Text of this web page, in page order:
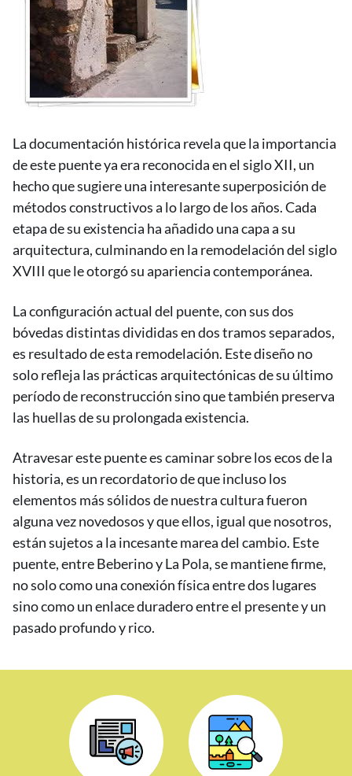
La documentación histórica revela que la importancia
de este puente ya era reconocida en el siglo XII, un
hecho que sugiere una interesante superposición de
métodos constructivos a lo largo de los años. Cada
etapa de su existencia ha añadido una capa a su
arquitectura, culminando en la remodelación del siglo
XVIII que le otorgó su apariencia contemporánea.
La configuración actual del puente, con sus dos
bóvedas distintas divididas en dos tramos separados,
es resultado de esta remodelación. Este diseño no
solo refleja las prácticas arquitectónicas de su último
período de reconstrucción sino que también preserva
las huellas de su prolongada existencia.
Atravesar este puente es caminar sobre los ecos de la
historia, es un recordatorio de que incluso los
elementos más sólidos de nuestra cultura fueron
alguna vez novedosos y que ellos, igual que nosotros,
están sujetos a la incesante marea del cambio. Este
puente, entre Beberino y La Pola, se mantiene firme,
no solo como una conexión física entre dos lugares
sino como un enlace duradero entre el presente y un
pasado profundo y rico.